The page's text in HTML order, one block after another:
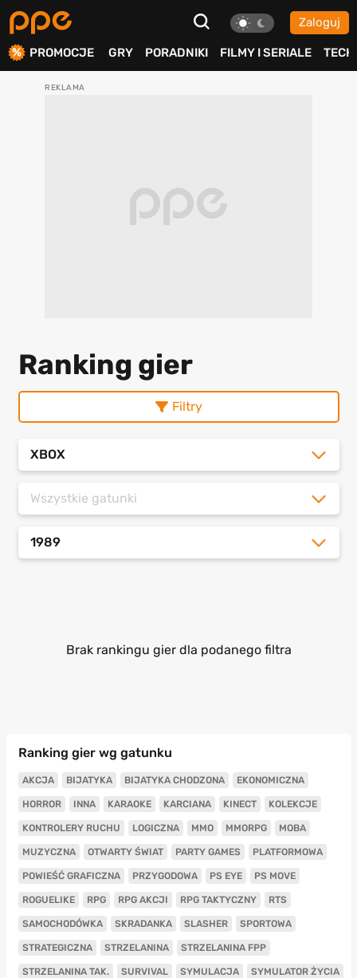
Zaloguj
PROMOCJE GRY PORADNIKI FILMY I SERIALE TECH
Ranking gier
Filtry
XBOX
Wszystkie gatunki
1989
Brak rankingu gier dla podanego filtra
Ranking gier wg gatunku
AKCJA BIJATYKA BIJATYKA CHODZONA EKONOMICZNA
HORROR INNA KARAOKE KARCIANA KINECT KOLEKCJE
KONTROLERY RUCHU LOGICZNA MMO MMORPG MOBA
MUZYCZNA OTWARTY ŚWIAT PARTY GAMES PLATFORMOWA
POWIEŚĆ GRAFICZNA PRZYGODOWA PS EYE PS MOVE
ROGUELIKE RPG RPG AKCJI RPG TAKTYCZNY RTS
SAMOCHODÓWKA SKRADANKA SLASHER SPORTOWA
STRATEGICZNA STRZELANINA STRZELANINA FPP
STRZELANINA TAK. SURVIVAL SYMULACJA SYMULATOR ŻYCIA